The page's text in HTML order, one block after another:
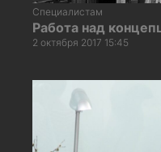
Специалистам
Работа над
2 октября 2017 15:45